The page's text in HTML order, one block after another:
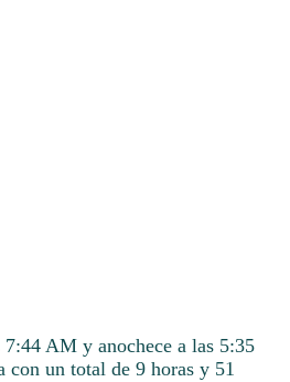
7:44 AM y anochece a las 5:35
con un total de 9 horas y 51